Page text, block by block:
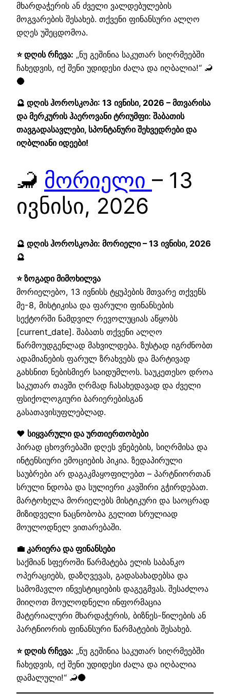
მხარდაჭერის ან ძველი ვალდებულების
მოგვარების შესახებ. თქვენი ფინანსური ალღო
დღეს უშეცდომოა.
⭐ დღის რჩევა: „ნუ გეშინია საკუთარ სიღრმეებში
ჩახედვის, იქ შენი უდიდესი ძალა და იღბალია!“ 🦂
🌑
🔮 დღის ჰოროსკოპი: 13 ივნისი, 2026 – მთვარისა
და მერკურის ჰაეროვანი ტრიუმფი: შაბათის
თავგადასავლები, სპონტანური შეხვედრები და
იღბლიანი იდეები!
🦂 მორიელი – 13
ივნისი, 2026
🔮 დღის ჰოროსკოპი: მორიელი – 13 ივნისი, 2026
🔮
⭐ ზოგადი მიმოხილვა
მორიელებო, 13 ივნისს ტყუპების მთვარე თქვენს
მე-8, მისტიკისა და ფარული ფინანსების
სექტორში ნამდვილ რევოლუციას აწყობს
[current_date]. შაბათს თქვენი ალღო
წარმოუდგენლად მახვილდება. ზუსტად იგრძნობთ
ადამიანების ფარულ ზრახვებს და მარტივად
გახსნით ნებისმიერ საიდუმლოს. საუკეთესო დროა
საკუთარ თავში ღრმად ჩასახედავად და ძველი
ფსიქოლოგიური ბარიერებისგან
გასათავისუფლებლად.
❤️ სიყვარული და ურთიერთობები
პირად ცხოვრებაში დღეს ვნებების, სიღრმისა და
ინტენსიური ემოციების პიკია. ზედაპირული
საუბრები არ დაგაკმაყოფილებთ – პარტნიორთან
სრული ნდობა და სულიერი კავშირი გჭირდებათ.
მარტოხელა მორიელებს მისტიკური და საოცრად
მიზიდველი ნაცნობობა გელით სრულიად
მოულოდნელ ვითარებაში.
💼 კარიერა და ფინანსები
საქმიან სფეროში წარმატება ელის საბანკო
ოპერაციებს, დაზღვევას, გადასახადებსა და
სამომავლო ინვესტიციების დაგეგმვას. შესაძლოა
მიიღოთ მოულოდნელი ინფორმაცია
მატერიალური მხარდაჭერის, ბიზნეს-წილების ან
პარტნიორის ფინანსური წარმატების შესახებ.
⭐ დღის რჩევა: „ნუ გეშინია საკუთარ სიღრმეებში
ჩახედვის, იქ შენი უდიდესი ძალა და იღბალია
დამალული!“ 🦂🌑